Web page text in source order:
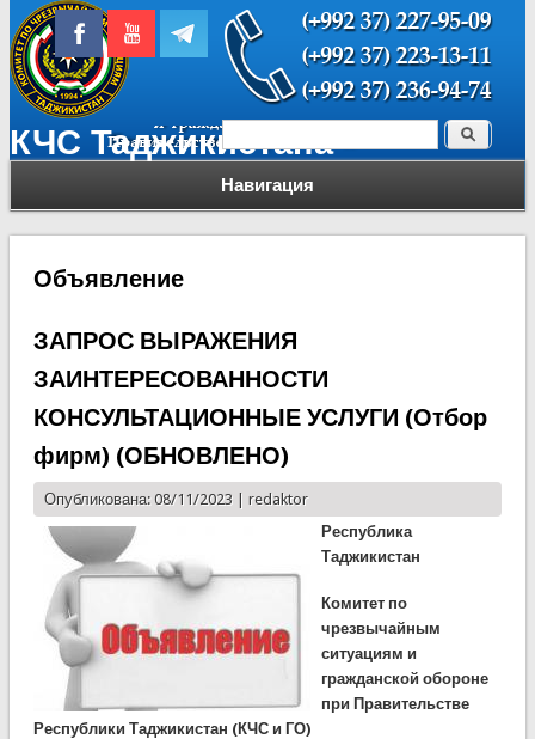
КЧС Таджикистана
Навигация
Форма поиска Поиск
Объявление
ЗАПРОС ВЫРАЖЕНИЯ
ЗАИНТЕРЕСОВАННОСТИ
КОНСУЛЬТАЦИОННЫЕ УСЛУГИ (Отбор
фирм) (ОБНОВЛЕНО)
Опубликована: 08/11/2023 | redaktor
Республика
Таджикистан
Комитет по
чрезвычайным
ситуациям и
гражданской обороне
при Правительстве
Республики Таджикистан (КЧС и ГО)